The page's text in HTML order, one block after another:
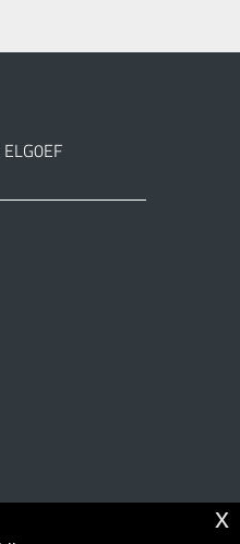
ELG0EF
x